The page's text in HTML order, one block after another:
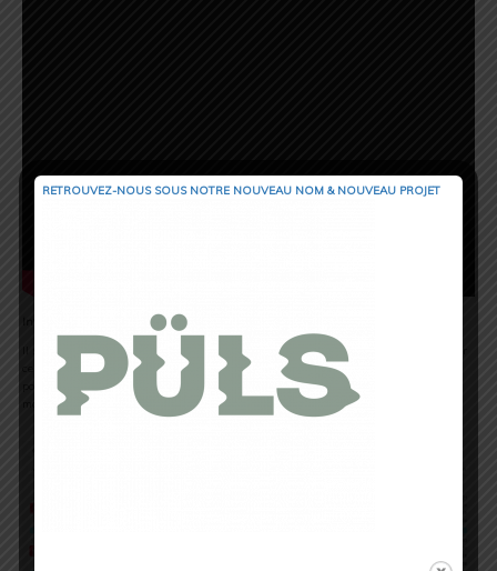
Il s’agit du site Polar Flow et de son application mobile. Je ne vais pas m’étendre sur
ce point mais le site propose tout ce qu’il faut pour analyser ses séances et faire le
point sur la charge globale d’entrainement. En particulier l’appareillage Bluetooth
marche très bien (sous Android, Sony XPeria Z3).
RETROUVEZ-NOUS SOUS NOTRE NOUVEAU NOM & NOUVEAU PROJET